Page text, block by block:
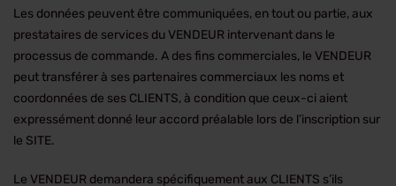
Les données peuvent être communiquées, en tout ou partie, aux
prestataires de services du VENDEUR intervenant dans le
processus de commande. A des fins commerciales, le VENDEUR
peut transférer à ses partenaires commerciaux les noms et
coordonnées de ses CLIENTS, à condition que ceux-ci aient
expressément donné leur accord préalable lors de l’inscription sur
le SITE.
Le VENDEUR demandera spécifiquement aux CLIENTS s’ils